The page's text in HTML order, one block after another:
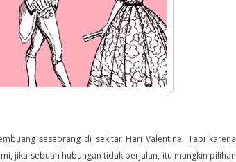
seseorang di sekitar Hari Valentine. Tapi karena
jika sebuah hubungan tidak berjalan, itu mungkin pilihan